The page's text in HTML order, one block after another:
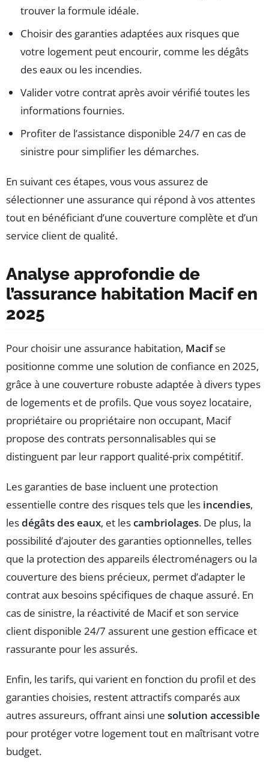
trouver la formule idéale.
Choisir des garanties adaptées aux risques que
votre logement peut encourir, comme les dégâts
des eaux ou les incendies.
Valider votre contrat après avoir vérifié toutes les
informations fournies.
Profiter de l’assistance disponible 24/7 en cas de
sinistre pour simplifier les démarches.
En suivant ces étapes, vous vous assurez de
sélectionner une assurance qui répond à vos attentes
tout en bénéficiant d’une couverture complète et d’un
service client de qualité.
Analyse approfondie de
l’assurance habitation Macif en
2025
Pour choisir une assurance habitation, Macifse
positionne comme une solution de confiance en 2025,
grâce à une couverture robuste adaptée à divers types
de logements et de profils. Que vous soyez locataire,
propriétaire ou propriétaire non occupant, Macif
propose des contrats personnalisables qui se
distinguent par leur rapport qualité-prix compétitif.
Les garanties de base incluent une protection
essentielle contre des risques tels que les incendies,
lesdégâts des eaux, et lescambriolages. De plus, la
possibilité d’ajouter des garanties optionnelles, telles
que la protection des appareils électroménagers ou la
couverture des biens précieux, permet d’adapter le
contrat aux besoins spécifiques de chaque assuré. En
cas de sinistre, la réactivité de Macif et son service
client disponible 24/7 assurent une gestion efficace et
rassurante pour les assurés.
Enfin, les tarifs, qui varient en fonction du profil et des
garanties choisies, restent attractifs comparés aux
autres assureurs, offrant ainsi une solution accessible
pour protéger votre logement tout en maîtrisant votre
budget.